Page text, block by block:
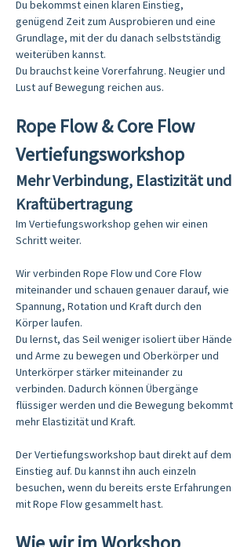
Du bekommst einen klaren Einstieg,
genügend Zeit zum Ausprobieren und eine
Grundlage, mit der du danach selbstständig
weiterüben kannst.
Du brauchst keine Vorerfahrung. Neugier und
Lust auf Bewegung reichen aus.
Rope Flow & Core Flow
Vertiefungsworkshop
Mehr Verbindung, Elastizität und
Kraftübertragung
Im Vertiefungsworkshop gehen wir einen
Schritt weiter.
Wir verbinden Rope Flow und Core Flow
miteinander und schauen genauer darauf, wie
Spannung, Rotation und Kraft durch den
Körper laufen.
Du lernst, das Seil weniger isoliert über Hände
und Arme zu bewegen und Oberkörper und
Unterkörper stärker miteinander zu
verbinden. Dadurch können Übergänge
flüssiger werden und die Bewegung bekommt
mehr Elastizität und Kraft.
Der Vertiefungsworkshop baut direkt auf dem
Einstieg auf. Du kannst ihn auch einzeln
besuchen, wenn du bereits erste Erfahrungen
mit Rope Flow gesammelt hast.